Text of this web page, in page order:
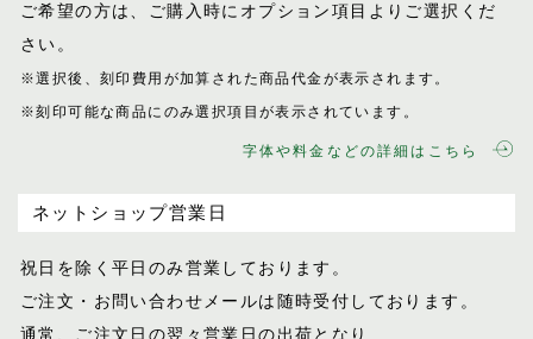
フリージアン
フロイント
プログレス
レインズ
ご希望の方は、ご購入時にオプション項目 よりご選択くだ
さい。
※選択後、刻印費用が加算された商品代金が表示 されます。
※刻印可能な商品にのみ選択項目が表示されてい ます。
字体や料金などの詳細はこちら
ネットショップ営業日
祝日を除く平日のみ営業しております。
ご注文・お問い合わせメールは随時受付し ております。
通常、ご注文日の翌々営業日の出荷となり